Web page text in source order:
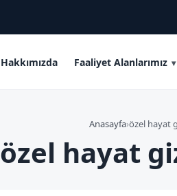
Hakkımızda Faaliyet Alanlarımız
Anasayfa›özel hayat
özel hayat